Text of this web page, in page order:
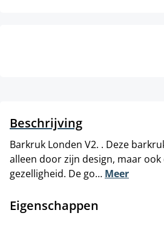
Beschrijving
Barkruk Londen V2. . Deze
alleen door zijn design, maar
gezelligheid. De go… Meer
Eigenschappen